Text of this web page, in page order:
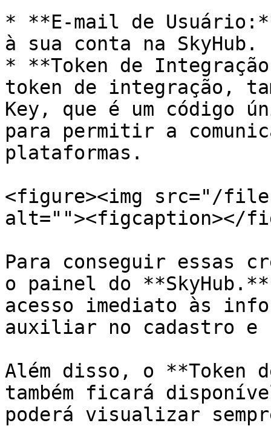
* **E-mail de
à sua conta na SkyHub.
* **Token de
token de integração,
Key, que é um código
para permitir a
plataformas.
<figure><img src="/
alt=""><figcaption></
Para conseguir essas
o painel do
acesso imediato às
auxiliar no cadastro e
Além disso, o **Token
também ficará
poderá visualizar